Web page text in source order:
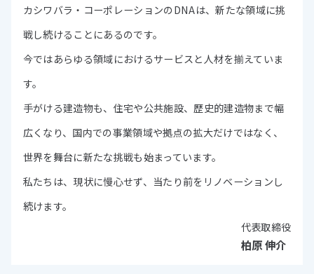
カシワバラ・コーポレーションのDNAは、新たな領域に挑
戦し続けることにあるのです。
今ではあらゆる領域におけるサービスと人材を揃えていま
す。
手がける建造物も、住宅や公共施設、歴史的建造物まで幅
広くなり、国内での事業領域や拠点の拡大だけではなく、
世界を舞台に新たな挑戦も始まっています。
私たちは、現状に慢心せず、当たり前をリノベーションし
続けます。
代表取締役
柏原 伸介